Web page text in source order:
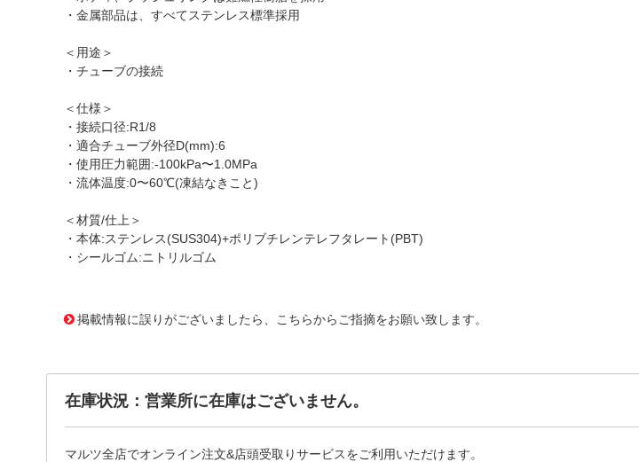
・金属部品は、すべてステンレス標準採用
＜用途＞
・チューブの接続
＜仕様＞
・接続口径:R1/8
・適合チューブ外径D(mm):6
・使用圧力範囲:-100kPa〜1.0MPa
・流体温度:0〜60℃(凍結なきこと)
＜材質/仕上＞
・本体:ステンレス(SUS304)+ポリブチレンテレフタレート(PBT)
・シールゴム:ニトリルゴム
掲載情報に誤りがございましたら、こちらからご指摘をお願い致します。
在庫状況：営業所に在庫はございません。
マルツ全店でオンライン注文&店頭受取りサービスをご利用いただけます。